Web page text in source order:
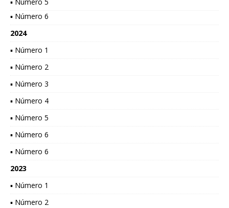
▪ Número 6
2024
▪ Número 1
▪ Número 2
▪ Número 3
▪ Número 4
▪ Número 5
▪ Número 6
▪ Número 6
2023
▪ Número 1
▪ Número 2